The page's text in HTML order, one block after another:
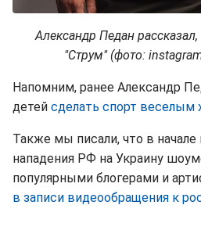
Александр Педан
"Струм" (фото:
Напомним, ранее Александр
детей сделать спорт веселым
Также мы писали, что в
нападения РФ на Украину
популярными блогерами и
в записи видеообращения к